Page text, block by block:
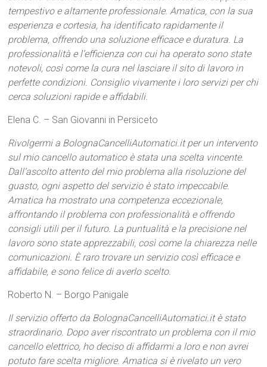
tempestivo e altamente professionale. Amatica, con la sua
esperienza e cortesia, ha identificato rapidamente il
problema, offrendo una soluzione efficace e duratura. La
professionalità e l’efficienza con cui ha operato sono state
notevoli, così come la cura nel lasciare il sito di lavoro in
perfette condizioni. Consiglio vivamente i loro servizi per chi
cerca soluzioni rapide e affidabili.
Elena C. – San Giovanni in Persiceto
Rivolgermi a BolognaCancelliAutomatici.it per un intervento
sul mio cancello automatico è stata una scelta vincente.
Dall’ascolto attento del mio problema alla risoluzione del
guasto, ogni aspetto del servizio è stato impeccabile.
Amatica ha mostrato una competenza eccezionale,
affrontando il problema con professionalità e offrendo
consigli utili per il futuro. La puntualità e la precisione nel
lavoro sono state apprezzabili, così come la chiarezza nelle
comunicazioni. È raro trovare un servizio così efficace e
affidabile, e sono felice di averlo scelto.
Roberto N. – Borgo Panigale
Il servizio offerto da BolognaCancelliAutomatici.it è stato
straordinario. Dopo aver riscontrato un problema con il mio
cancello elettrico, ho deciso di affidarmi a loro e non avrei
potuto fare scelta migliore. Amatica si è rivelato un vero